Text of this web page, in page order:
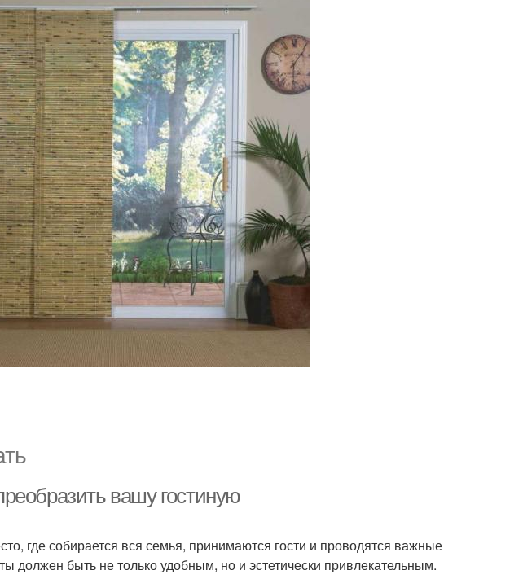
вашу гостиную
где собирается вся семья, принимаются гости и проводятся важные
должен быть не только удобным, но и эстетически привлекательным.